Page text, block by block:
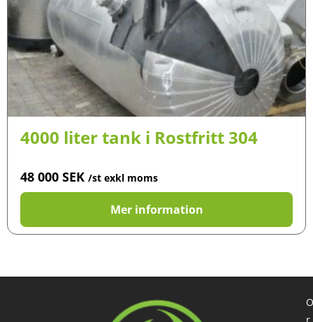
4000 liter tank i Rostfritt 304
48 000 SEK /st exkl moms
Mer information
O